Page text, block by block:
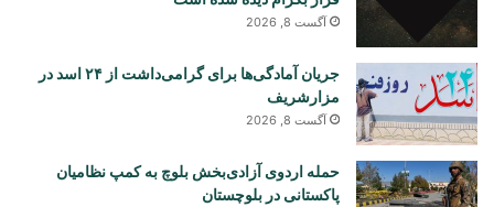
آگست 8, 2026
جریان آمادگی‌ها برای گرامی‌داشت از ۲۴ اسد در
مزارشریف
آگست 8, 2026
حمله اردوی آزادی‌بخش بلوچ به کمپ نظامیان
پاکستانی در بلوچستان